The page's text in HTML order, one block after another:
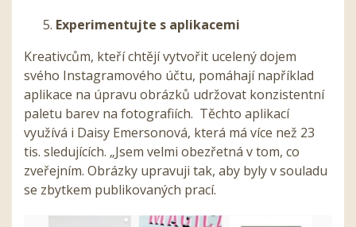
Experimentujte s aplikacemi
Kreativcům, kteří chtějí vytvořit ucelený dojem
svého Instagramového účtu, pomáhají například
aplikace na úpravu obrázků udržovat konzistentní
paletu barev na fotografiích. Těchto aplikací
využívá i Daisy Emersonová, která má více než 23
tis. sledujících. „Jsem velmi obezřetná v tom, co
zveřejním. Obrázky upravuji tak, aby byly v souladu
se zbytkem publikovaných prací.